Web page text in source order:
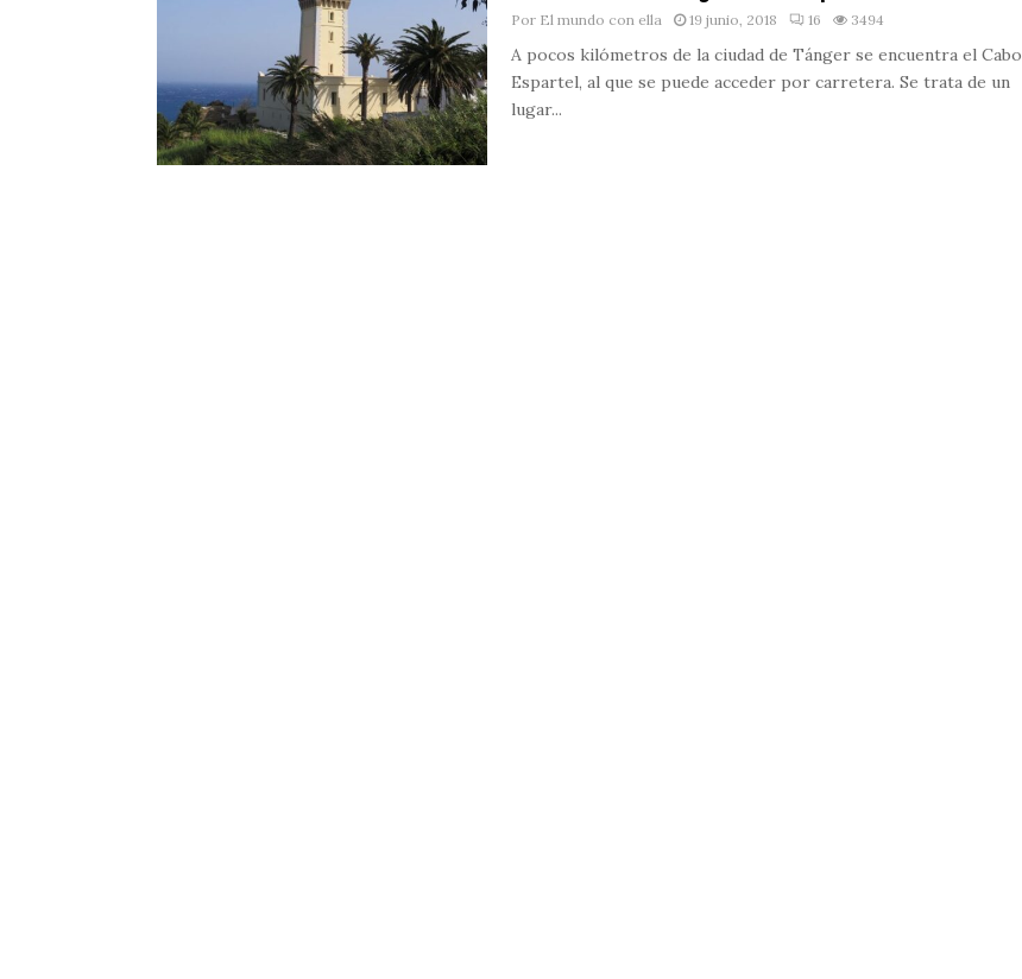
Por El mundo con ella 19 junio, 2018 16 3494
A pocos kilómetros de la ciudad de Tánger se encuentra el Cabo
Espartel, al que se puede acceder por carretera. Se trata de un
lugar...